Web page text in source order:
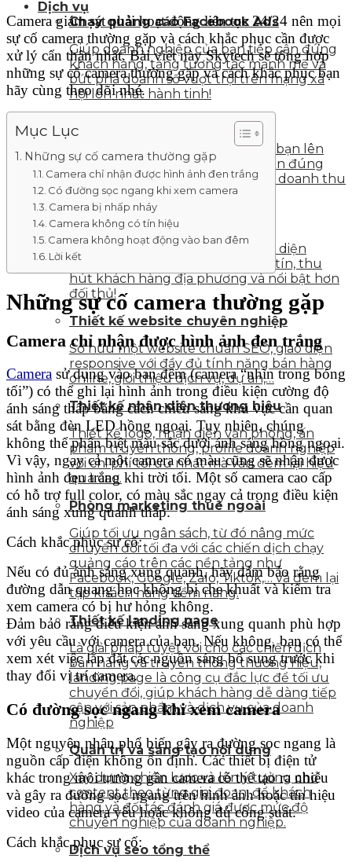
Dịch vụ
Chạy quảng cáo Facebook Ads
Giúp doanh nghiệp của bạn tiếp cận đúng
khách hàng, tăng tương tác mạnh mẽ và
bứt phá doanh số vượt trội trên mạng xã
hội lớn nhất hành tinh!
Chạy quảng cáo Google Ads
Giải pháp đưa doanh nghiệp của bạn lên
top Google nhanh chóng, tiếp cận đúng
khách hàng mục tiêu và bứt phá doanh thu
vượt trội mỗi ngày!
Xác minh vị trí Google Maps
Giúp doanh nghiệp của bạn hiện diện
chính thức trên bản đồ, tăng uy tín, thu
hút khách hàng địa phương và nổi bật hơn
đối thủ!
Thiết kế website chuyên nghiệp
Sở hữu một website chuẩn SEO, giao diện
responsive với đầy đủ tính năng bán hàng
online, giới thiệu dịch vụ, dự án,…
Thiết kế nhận diện thương hiệu
Thiết kế logo, nhận diện văn phòng, ấn
phẩm truyền thông, profile doanh nghiệp
với chi phí tối ưu nhất mà vẫn đem lại hiệu
quả cao.
Phòng marketing thuê ngoài
Giúp tối ưu ngân sách, từ đó nâng mức
chuyển đổi tối đa với các chiến dịch chạy
quảng cáo trên các nền tảng như
Facebook, Google, Zalo, Tiktok,… và đem lại
tập khách hàng tiềm năng.
Thiết kế landing page
Là giải pháp tuyệt vời cho các chiến dịch
bán hàng và truyền thông thương hiệu,
landing page là công cụ đắc lực để tối ưu
chuyển đổi, giúp khách hàng dễ dàng tiếp
cận với sản phẩm và dịch vụ của doanh
nghiệp
Quản trị và sáng tạo nội dung
Xây dựng chiến lược và lên ý tưởng cho
content theo từng giai đoạn, để khách
hàng và đối tác đánh giá được mức độ
chuyên nghiệp của doanh nghiệp.
Dịch vụ seo tổng thể
Camera giám sát phải hoạt động liên tục 24/24 nên mọi
sự cố camera thường gặp và cách khắc phục cần được
xử lý cẩn thận nhất. Bài viết này Skytech sẽ tổng hợp
những sự cố camera thường gặp và cách khắc phục bạn
hãy cùng theo dõi nhé.
Mục Lục
Những sự cố camera thường gặp
Camera chỉ nhận được hình ảnh đen trắng
Có đường sọc ngang khi xem camera
Camera bị nhấp nháy
Camera không có tín hiệu
Camera không hoạt động vào ban đêm
Lời kết
Những sự cố camera thường gặp
Camera chỉ nhận được hình ảnh đen trắng
Camera sử dụng vào ban đêm (camera “nhìn trong bóng
tối”) có thể ghi lại hình ảnh trong điều kiện cường độ
ánh sáng thấp bằng cách chiếu sáng khu vực cần quan
sát bằng đèn LED hồng ngoại. Tuy nhiên, chúng
không thể phân biệt màu sắc dưới ánh sáng hồng ngoại.
Vì vậy, ngay cả một camera có màu cũng sẽ nhận được
hình ảnh đen trắng khi trời tối. Một số camera cao cấp
có hỗ trợ full color, có màu sắc ngay cả trong điều kiện
ánh sáng xung quanh thấp.
Cách khắc phục sự cố:
Nếu có đủ ánh sáng xung quanh, hãy đảm bảo rằng
đường dẫn quang học không bị che khuất và kiểm tra
xem camera có bị hư hỏng không.
Đảm bảo rằng điều kiện ánh sáng xung quanh phù hợp
với yêu cầu với camera của bạn. Nếu không, bạn có thể
xem xét việc lắp đặt các nguồn sáng bổ sung trước khi
thay đổi vị trí camera.
Có đường sọc ngang khi xem camera
Một nguyên nhân phổ biến gây ra đường sọc ngang là
nguồn cấp điện không ổn định. Các thiết bị điện tử
khác trong môi trường gần camera có thể tạo ra nhiễu
và gây ra đường sọc ngang trên hình ảnh hoặc tín hiệu
video của camera yếu hoặc không đủ công suất.
Cách khắc phục sự cố: